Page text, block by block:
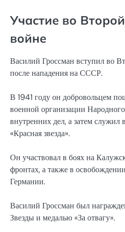
Участие во
войне
Василий Гроссман вступил во
после нападения на СССР.
В 1941 году он добровольцем
военной организации
внутренних дел, а затем служил
«Красная звезда».
Он участвовал в боях на
фронтах, а также в
Германии.
Василий Гроссман был
Звезды и медалью «За отвагу».